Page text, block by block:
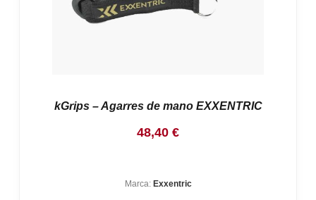
kGrips – Agarres de mano EXXENTRIC
48,40 €
Marca: Exxentric